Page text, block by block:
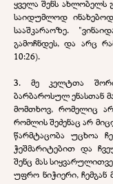
ყველა შენს ახლობელს
საიდუმლოდ
სააშკარაოზე.
გამოჩნდეს, და არც
10:26).
3. მე კელტთა
ბარბაროსულ ენასთან
მომთხოვ, რომელიც
რომლის შეძენაც არ
წარმტაცობა უცხოა
ჭეშმარიტებით და
შენც მას
უფრო ნიჭიერი, ჩემგან